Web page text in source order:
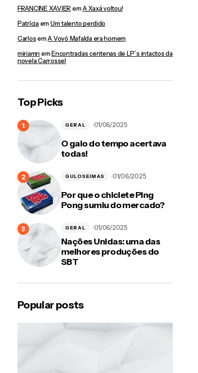
FRANCINE XAVIER emA Xaxá voltou!
PatríciaemUm talento perdido
CarlosemA Vovó Mafalda era homem
miriamnemEncontradas centenas de LP´s intactos da
novela Carrossel
Top Picks
O galo do tempo acertava
todas!
GERAL 01/06/2025
Por que o chiclete Ping
Pong sumiu do mercado?
GULOSEIMAS 01/06/2025
Nações Unidas: uma das
melhores produções do
SBT
GERAL 01/06/2025
Popular posts